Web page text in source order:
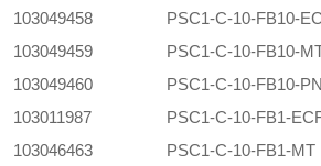
103049458
PSC1-C-10-FB10-
103049459
PSC1-C-10-FB10-
103049460
PSC1-C-10-FB10-
103011987
PSC1-C-10-FB1-
103046463
PSC1-C-10-FB1-MT